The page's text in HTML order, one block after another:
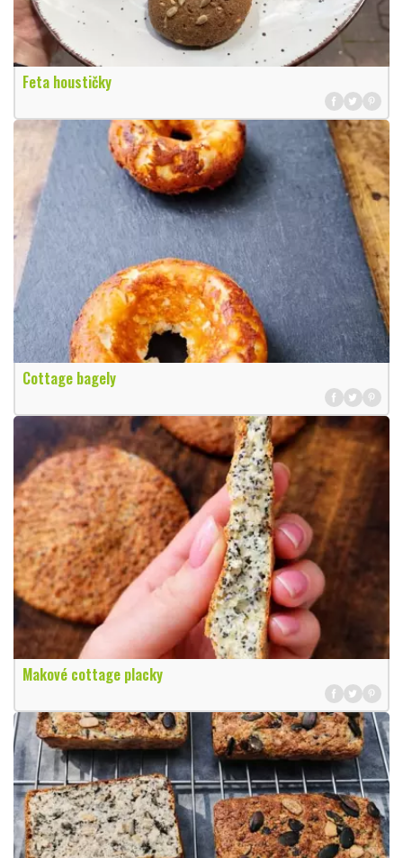
Feta houstičky
Cottage bagely
Makové cottage placky